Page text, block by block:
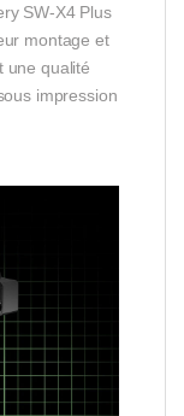
SW-X4 Plus
montage et
une qualité
impression